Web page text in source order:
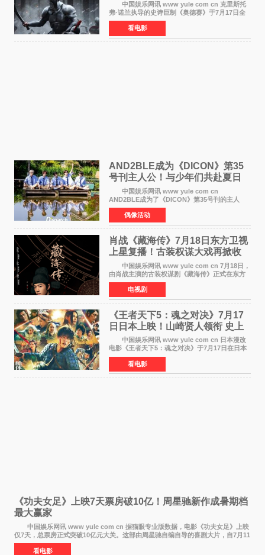
中国娱乐网讯 www yule com cn 克里斯托
弗·诺兰执导的史诗巨制《奥德赛》于7月17日全
球上映，首周末票房表现远超预期——北美首周
三天粗报1 245亿美元（开画3919馆），全球首周
2 641亿美元
看电影
AND2BLE成为《DICON》第35
号刊主人公！与少年们共赴夏日
之约
中国娱乐网讯 www yule com cn
AND2BLE成为了《DICON》第35号刊的主人
公，本期标题为And The Summer。作为出道后
首次担任杂志画报主角的完整体，AND2BLE用清
澈的少年感与全新的夏天相遇了
偶像活动
肖战《藏海传》7月18日东方卫视
上星复播！古装权谋大戏再掀收
视热潮
中国娱乐网讯 www yule com cn 7月18日，
由肖战主演的古装权谋剧《藏海传》正式在东方
卫视上星复播，引发广泛关注。该剧此前已在网
络平台播出，凭借精良制作和紧凑剧情收获不俗
口碑，此次上
电视剧
《王者天下5：魂之对决》7月17
日日本上映！山崎贤人领衔 史上
最大“函谷关防卫战”
中国娱乐网讯 www yule com cn 日本漫改
电影《王者天下5：魂之对决》于7月17日在日本
全国上映。这部由佐藤信介执导、山崎贤人主演
的历史动作片，改编自原泰久同名人气漫画，继
续讲述信和漂
看电影
《功夫女足》上映7天票房破10亿！周星驰新作成暑期档
最大赢家
中国娱乐网讯 www yule com cn 据猫眼专业版数据，电影《功夫女足》上映
仅7天，总票房正式突破10亿元大关。这部由周星驰自编自导的喜剧大片，自7月11
日公映以来便展现出惊人的市场统治力。
看电影